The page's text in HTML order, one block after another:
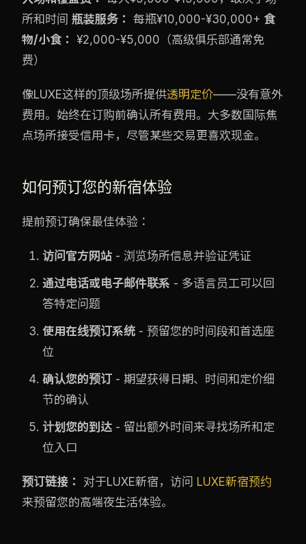
所和时间 瓶装服务： 每瓶¥10,000-¥30,000+ 食
物/小食： ¥2,000-¥5,000（高级俱乐部通常免
费）
像LUXE这样的顶级场所提供透明定价——没有意外
费用。始终在订购前确认所有费用。大多数国际焦
点场所接受信用卡，尽管某些交易更喜欢现金。
如何预订您的新宿体验
提前预订确保最佳体验：
访问官方网站 - 浏览场所信息并验证凭证
通过电话或电子邮件联系 - 多语言员工可以回
答特定问题
使用在线预订系统 - 预留您的时间段和首选座
位
确认您的预订 - 期望获得日期、时间和定价细
节的确认
计划您的到达 - 留出额外时间来寻找场所和定
位入口
预订链接： 对于LUXE新宿，访问 LUXE新宿预约
来预留您的高端夜生活体验。